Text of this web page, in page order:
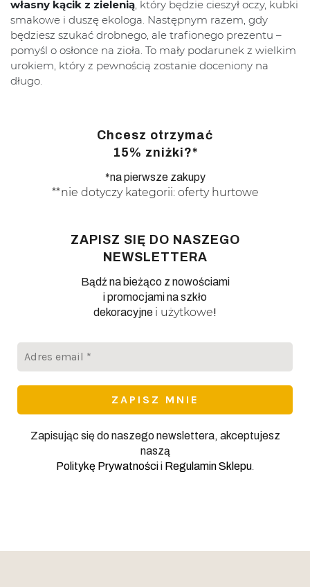
własny kącik z zielenią, który będzie cieszył oczy, kubki
smakowe i duszę ekologa. Następnym razem, gdy
będziesz szukać drobnego, ale trafionego prezentu –
pomyśl o osłonce na zioła. To mały podarunek z wielkim
urokiem, który z pewnością zostanie doceniony na
długo.
Chcesz otrzymać
15% zniżki?*
*na pierwsze zakupy
**nie dotyczy kategorii: oferty hurtowe
ZAPISZ SIĘ DO NASZEGO
NEWSLETTERA
Bądź na bieżąco z nowościami
i promocjami na szkło
dekoracyjne i użytkowe!
Zapisując się do naszego newslettera, akceptujesz
naszą
Politykę Prywatnościi Regulamin Sklepu.